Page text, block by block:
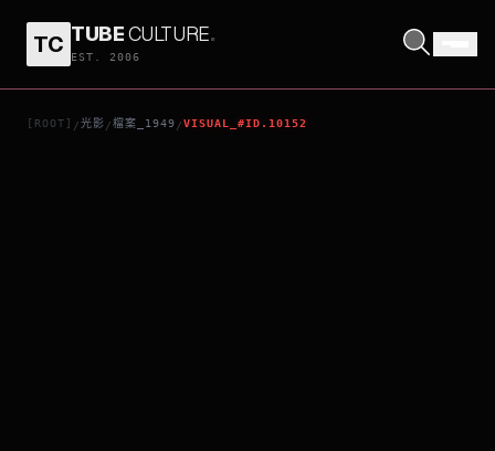
TC TUBECULTURE.
EST. 2006
[ROOT] /光影 /檔案_1949 /VISUAL_#ID.10152
小姐乾杯！